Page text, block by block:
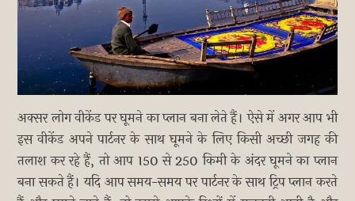
अक्सर लोग वीकेंड पर घूमने का प्लान बना लेते हैं। ऐसे में अगर आप भी
इस वीकेंड अपने पार्टनर के साथ घूमने के लिए किसी अच्छी जगह की
तलाश कर रहे हैं, तो आप 150 से 250 किमी के अंदर घूमने का प्लान
बना सकते हैं। यदि आप समय-समय पर पार्टनर के साथ ट्रिप प्लान करते